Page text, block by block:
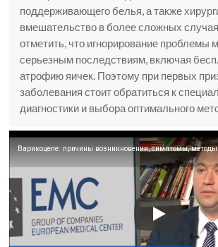
поддерживающего белья, а также
вмешательство в более сложных
отметить, что игнорирование проблемы
серьезным последствиям, включая
атрофию яичек. Поэтому при первых
заболевания стоит обратиться к
диагностики и выбора оптимального
Варикоцеле: причины возникновения, симптомы, методы